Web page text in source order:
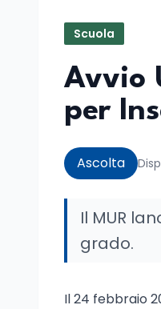
Scuola
Avvio
per
Ascolta
Il MUR
grado.
Il 24 febbraio